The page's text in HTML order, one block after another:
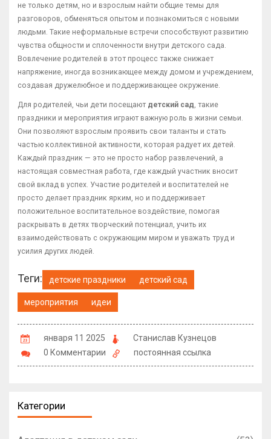
не только детям, но и взрослым найти общие темы для
разговоров, обменяться опытом и познакомиться с новыми
людьми. Такие неформальные встречи способствуют развитию
чувства общности и сплоченности внутри детского сада.
Вовлечение родителей в этот процесс также снижает
напряжение, иногда возникающее между домом и учреждением,
создавая дружелюбное и поддерживающее окружение.
Для родителей, чьи дети посещают детский сад , такие
праздники и мероприятия играют важную роль в жизни семьи.
Они позволяют взрослым проявить свои таланты и стать
частью коллективной активности, которая радует их детей.
Каждый праздник — это не просто набор развлечений, а
настоящая совместная работа, где каждый участник вносит
свой вклад в успех. Участие родителей и воспитателей не
просто делает праздник ярким, но и поддерживает
положительное воспитательное воздействие, помогая
раскрывать в детях творческий потенциал, учить их
взаимодействовать с окружающим миром и уважать труд и
усилия других людей.
Теги: детские праздники детский сад
мероприятия идеи
января 11 2025
Станислав Кузнецов
0 Комментарии
постоянная ссылка
Категории